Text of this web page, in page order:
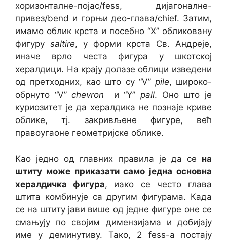
хоризонталне-појас/fess, дијагоналне-
привез/bend и горњи део-глава/chief. Затим,
имамо облик крста и посебно “X” обликовану
фигуру saltire, у форми крста Св. Андреје,
иначе врло честа фигура у шкотској
хералдици. На крају долазе облици изведени
од претходних, као што су “V” pile, широко-
обрнуто “V”chevron и “Y”pall. Оно што је
куриозитет је да хералдика не познаје криве
облике, тј. закривљене фигуре, већ
правоугаоне геометријске облике.
Као једно од главних правила је да се на
штиту може приказати само једна основна
хералдичка фигура, иако се често глава
штита комбинује са другим фигурама. Када
се на штиту јави више од једне фигуре оне се
смањују по својим димензијама и добијају
име у деминутиву. Тако, 2 fess-а постају